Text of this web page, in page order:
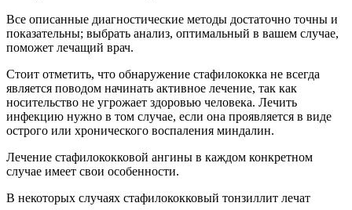
Все описанные диагностические методы достаточно точны и
показательны; выбрать анализ, оптимальный в вашем случае,
поможет лечащий врач.
Стоит отметить, что обнаружение стафилококка не всегда
является поводом начинать активное лечение, так как
носительство не угрожает здоровью человека. Лечить
инфекцию нужно в том случае, если она проявляется в виде
острого или хронического воспаления миндалин.
Лечение стафилококковой ангины в каждом конкретном
случае имеет свои особенности.
В некоторых случаях стафилококковый тонзиллит лечат